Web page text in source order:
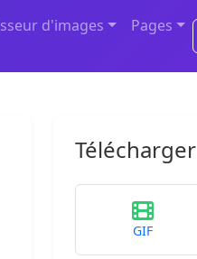
d'images Pages
Télécharger
GIF